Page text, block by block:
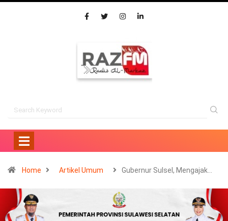
Home Artikel Umum Gubernur Sulsel, Mengajak…